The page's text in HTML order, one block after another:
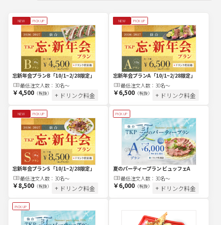
NEW PICK UP
忘新年会プランB「10/1~2/28限定」
最低注文人数： 30名～
￥4,500（税抜） + ドリンク料金
NEW PICK UP
忘新年会プランA「10/1~2/28限定」
最低注文人数： 30名～
￥6,500（税抜） + ドリンク料金
NEW PICK UP
忘新年会プランS 「10/1~2/28限定」
最低注文人数： 30名～
￥8,500（税抜） + ドリンク料金
PICK UP
夏のパーティープラン ビュッフェA
最低注文人数： 30名～
￥6,000（税抜） + ドリンク料金
PICK UP